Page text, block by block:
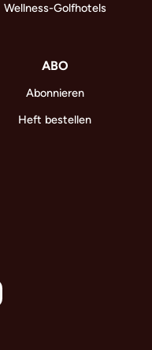
Wellness-Golfhotels
ABO
Abonnieren
Heft bestellen